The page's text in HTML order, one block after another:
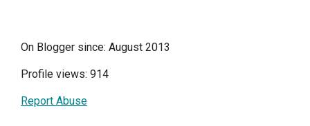
On Blogger since: August 2013
Profile views: 914
Report Abuse